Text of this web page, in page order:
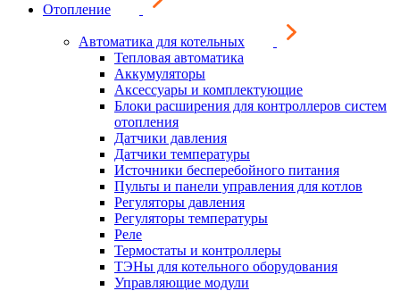
Отопление
Автоматика для котельных
Тепловая автоматика
Аккумуляторы
Аксессуары и комплектующие
Блоки расширения для контроллеров систем
отопления
Датчики давления
Датчики температуры
Источники бесперебойного питания
Пульты и панели управления для котлов
Регуляторы давления
Регуляторы температуры
Реле
Термостаты и контроллеры
ТЭНы для котельного оборудования
Управляющие модули